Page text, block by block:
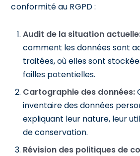
conformité au RGPD :
Audit de la situation
comment les données sont
traitées, où elles sont
failles potentielles.
Cartographie des données:
inventaire des données
expliquant leur nature, leur
de conservation.
Révision des politiques de